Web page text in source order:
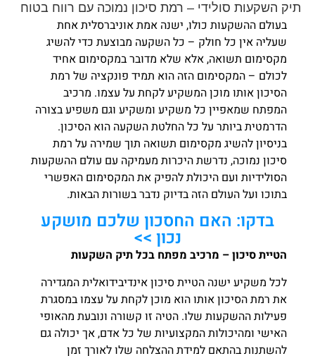
תיק השקעות סולידי – רמת סיכון נמוכה עם רווח בטוח
בעולם ההשקעות כולו, ישנה אמת אוניברסלית אחת
שעליה אין כל חולק – כל השקעה מבוצעת כדי להשיג
מקסימום תשואה, אלא שלא מדובר במקסימום אחיד
לכולם – המקסימום הזה הוא תמיד פונקציה של רמת
הסיכון אותו מוכן המשקיע לקחת על עצמו. מרכיב
המפתח שמאפיין כל משקיע ומשקיע וגם משפיע בצורה
הדרמטית ביותר על כל החלטת השקעה הוא הסיכון.
בניסיון להשיג מקסימום תשואה תוך שמירה על רמת
סיכון נמוכה, נדרשת היכרות מעמיקה עם עולם ההשקעות
הסולידיות ועם היכולת להפיק את המקסימום האפשרי
בתוכו ועל העולם הזה בדיוק נדבר בשורות הבאות.
בדקו: האם החסכון שלכם מושקע
נכון >>
הטיית סיכון – מרכיב מפתח בכל תיק השקעות
לכל משקיע ישנה הטיית סיכון אינדיבידואלית המגדירה
את רמת הסיכון אותו הוא מוכן לקחת על עצמו במסגרת
פעילות ההשקעות שלו. הטיה זו קשורה ונובעת מהאופי
האישי ומהיכולות המקצועיות של כל אדם, אך יכולה גם
להשתנות בהתאם למידת ההצלחה שלו לאורך זמן